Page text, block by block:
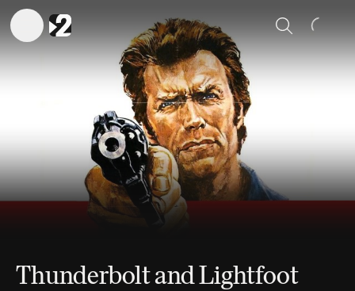
Sök
Thunderbolt and Lightfoot